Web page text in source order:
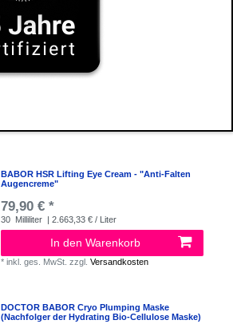
BABOR HSR Lifting Eye Cream - "Anti-Falten
Augencreme"
79,90 € *
30 Milliliter | 2.663,33 € / Liter
In den Warenkorb
*inkl. ges. MwSt. zzgl.Versandkosten
DOCTOR BABOR Cryo Plumping Maske
(Nachfolger der Hydrating Bio-Cellulose Maske)